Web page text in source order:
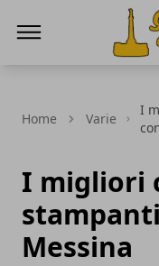
Home Varie
I
I migliori
Messina